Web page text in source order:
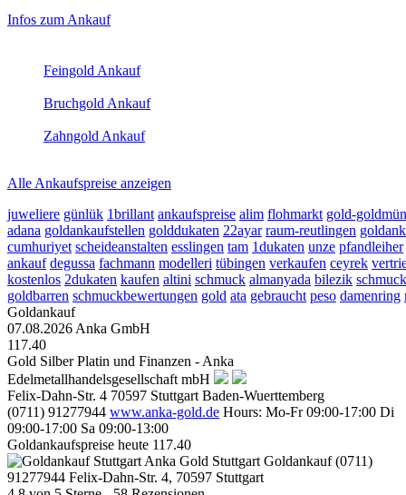
Sidebar
Infos zum Ankauf
Feingold Ankauf
Bruchgold Ankauf
Zahngold Ankauf
Alle Ankaufspreise anzeigen
juweliere günlük 1brillant ankaufspreise alim flohmarkt gold-
adana goldankaufstellen golddukaten 22ayar raum-reutlingen
cumhuriyet scheideanstalten esslingen tam 1dukaten unze pfandleiher
ankauf degussa fachmann modelleri tübingen verkaufen ceyrek
kostenlos 2dukaten kaufen altini schmuck almanyada bilezik
goldbarren schmuckbewertungen gold ata gebraucht peso damenring
Goldankauf
07.08.2026 Anka GmbH
117.40
Gold Silber Platin und Finanzen - Anka
Edelmetallhandelsgesellschaft mbH
Felix-Dahn-Str. 4 70597 Stuttgart Baden-Wuerttemberg
(0711) 91277944 www.anka-gold.de Hours: Mo-Fr 09:00-17:00 Di
09:00-17:00 Sa 09:00-13:00
Goldankaufspreise heute 117.40
Anka Gold Stuttgart Goldankauf (0711)
91277944 Felix-Dahn-Str. 4, 70597 Stuttgart